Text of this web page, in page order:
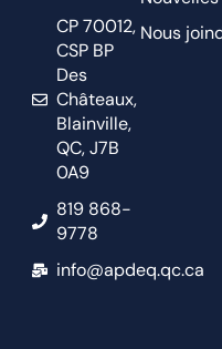
CP 70012,
CSP BP
Des
Châteaux,
Blainville,
QC, J7B
0A9
819 868-
9778
info@apdeq.qc.ca
Nous